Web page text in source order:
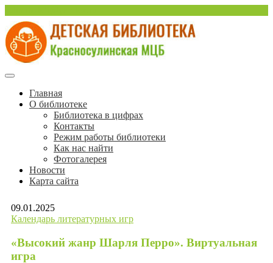
содержимому
Детская библиотека
Красносулинской МЦБ
Красносулинская Детская библиотека
Главная
О библиотеке
Библиотека в цифрах
Контакты
Режим работы библиотеки
Как нас найти
Фотогалерея
Новости
Карта сайта
09.01.2025
Календарь литературных игр
«Высокий жанр Шарля Перро». Виртуальная
игра